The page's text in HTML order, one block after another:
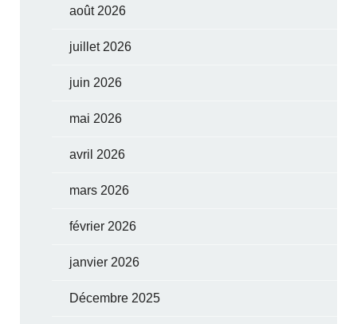
août 2026
juillet 2026
juin 2026
mai 2026
avril 2026
mars 2026
février 2026
janvier 2026
Décembre 2025